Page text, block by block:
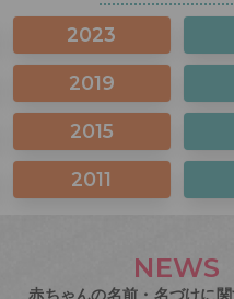
2023
2019
2015
2011
NEWS
赤ちゃんの名前・名づけに